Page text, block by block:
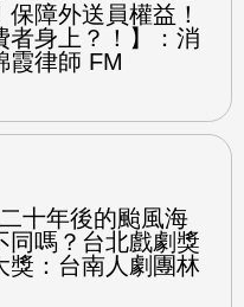
保障外送員權益！
者身上？！】：消
霞律師 FM
十年後的颱風海
同嗎？台北戲劇獎
獎：台南人劇團林